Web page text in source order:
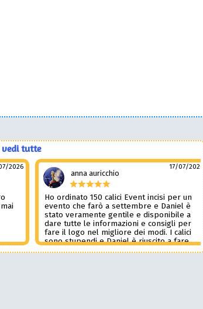
vedi tutte
2026
anna auricchio
17/07/2026
Ho ordinato 150 calici Event incisi per un
evento che farò a settembre e Daniel è
stato veramente gentile e disponibile a
dare tutte le informazioni e consigli per
fare il logo nel migliore dei modi. I calici
sono stupendi e Daniel è riuscito a fare
tutto in pochissimi giorni accontentandomi.